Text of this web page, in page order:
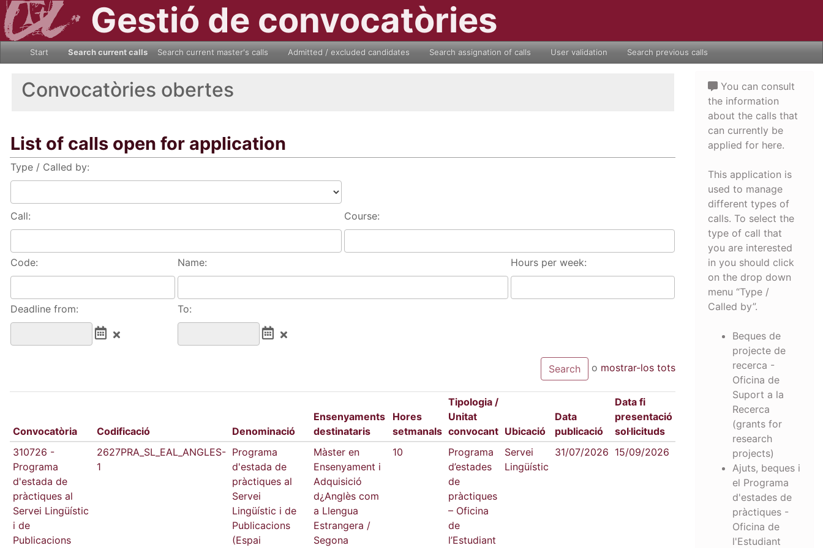
Gestió de convocatòries
Start Search current calls Search current master's calls Admitted / excluded candidates Search assignation of calls User validation Search previous calls
Convocatòries obertes
List of calls open for application
Type / Called by:
Call: Course:
Code: Name: Hours per week:
Deadline from: To:
o mostrar-los tots
Convocatòria Codificació Denominació
Ensenyaments
destinataris
Hores
setmanals
Tipologia /
Unitat
convocant Ubicació
Data
publicació
Data fi
presentació
sol·licituds
310726 -
Programa
d'estada de
pràctiques al
Servei Lingüístic
i de
Publicacions
2627PRA_SL_EAL_ANGLES-
1
Programa
d'estada de
pràctiques al
Servei
Lingüístic i de
Publicacions
(Espai
Màster en
Ensenyament i
Adquisició
d¿Anglès com
a Llengua
Estrangera /
Segona
10
Programa
d’estades
de
pràctiques
– Oficina
de
l’Estudiant
Servei
Lingüístic
31/07/2026 15/09/2026
You can consult
the information
about the calls that
can currently be
applied for here.
This application is
used to manage
different types of
calls. To select the
type of call that
you are interested
in you should click
on the drop down
menu “Type /
Called by”.
Beques de
projecte de
recerca -
Oficina de
Suport a la
Recerca
(grants for
research
projects)
Ajuts, beques i
el Programa
d'estades de
pràctiques -
Oficina de
l'Estudiant